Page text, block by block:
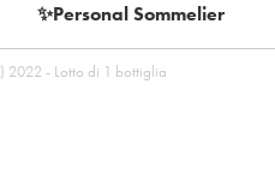
✨Personal Sommelier
2022 - Lotto di 1 bottiglia